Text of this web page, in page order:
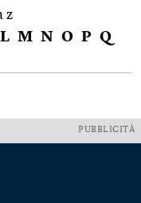
z
L M N O P Q
PUBBLICITÀ